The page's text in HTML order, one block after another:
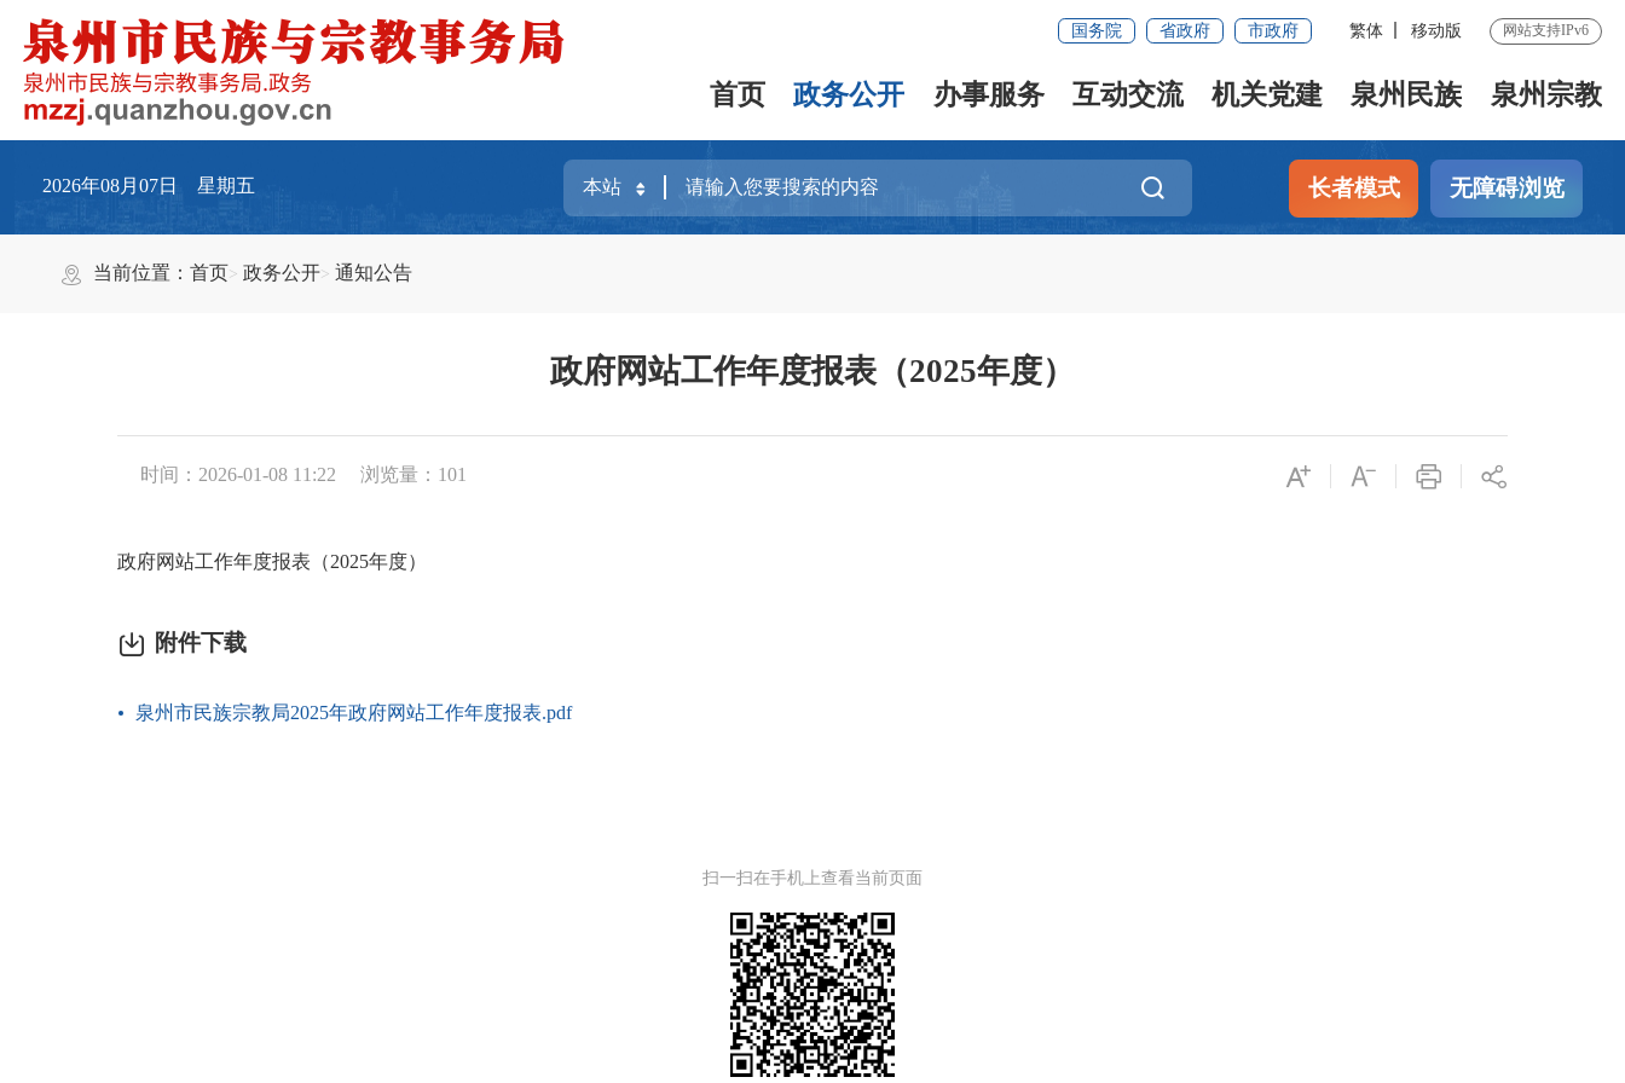
国务院 省政府 市政府 繁体 移动版 网站支持IPv6
首页 政务公开 办事服务 互动交流 机关党建 泉州民族 泉州宗教
2026年08月07日 星期五 长者模式 无障碍浏览
当前位置：首页 政务公开 通知公告
政府网站工作年度报表（2025年度）
时间：2026-01-08 11:22 浏览量： 101
政府网站工作年度报表（2025年度）
附件下载
泉州市民族宗教局2025年政府网站工作年度报表.pdf
扫一扫在手机上查看当前页面